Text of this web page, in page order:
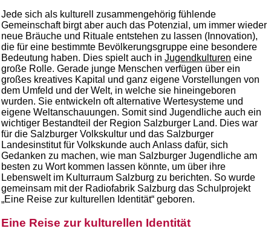
Jede sich als kulturell zusammengehörig fühlende
Gemeinschaft birgt aber auch das Potenzial, um immer wieder
neue Bräuche und Rituale entstehen zu lassen (Innovation),
die für eine bestimmte Bevölkerungsgruppe eine besondere
Bedeutung haben. Dies spielt auch in Jugendkulturen eine
große Rolle. Gerade junge Menschen verfügen über ein
großes kreatives Kapital und ganz eigene Vorstellungen von
dem Umfeld und der Welt, in welche sie hineingeboren
wurden. Sie entwickeln oft alternative Wertesysteme und
eigene Weltanschauungen. Somit sind Jugendliche auch ein
wichtiger Bestandteil der Region Salzburger Land. Dies war
für die Salzburger Volkskultur und das Salzburger
Landesinstitut für Volkskunde auch Anlass dafür, sich
Gedanken zu machen, wie man Salzburger Jugendliche am
besten zu Wort kommen lassen könnte, um über ihre
Lebenswelt im Kulturraum Salzburg zu berichten. So wurde
gemeinsam mit der Radiofabrik Salzburg das Schulprojekt
„Eine Reise zur kulturellen Identität“ geboren.
Eine Reise zur kulturellen Identität